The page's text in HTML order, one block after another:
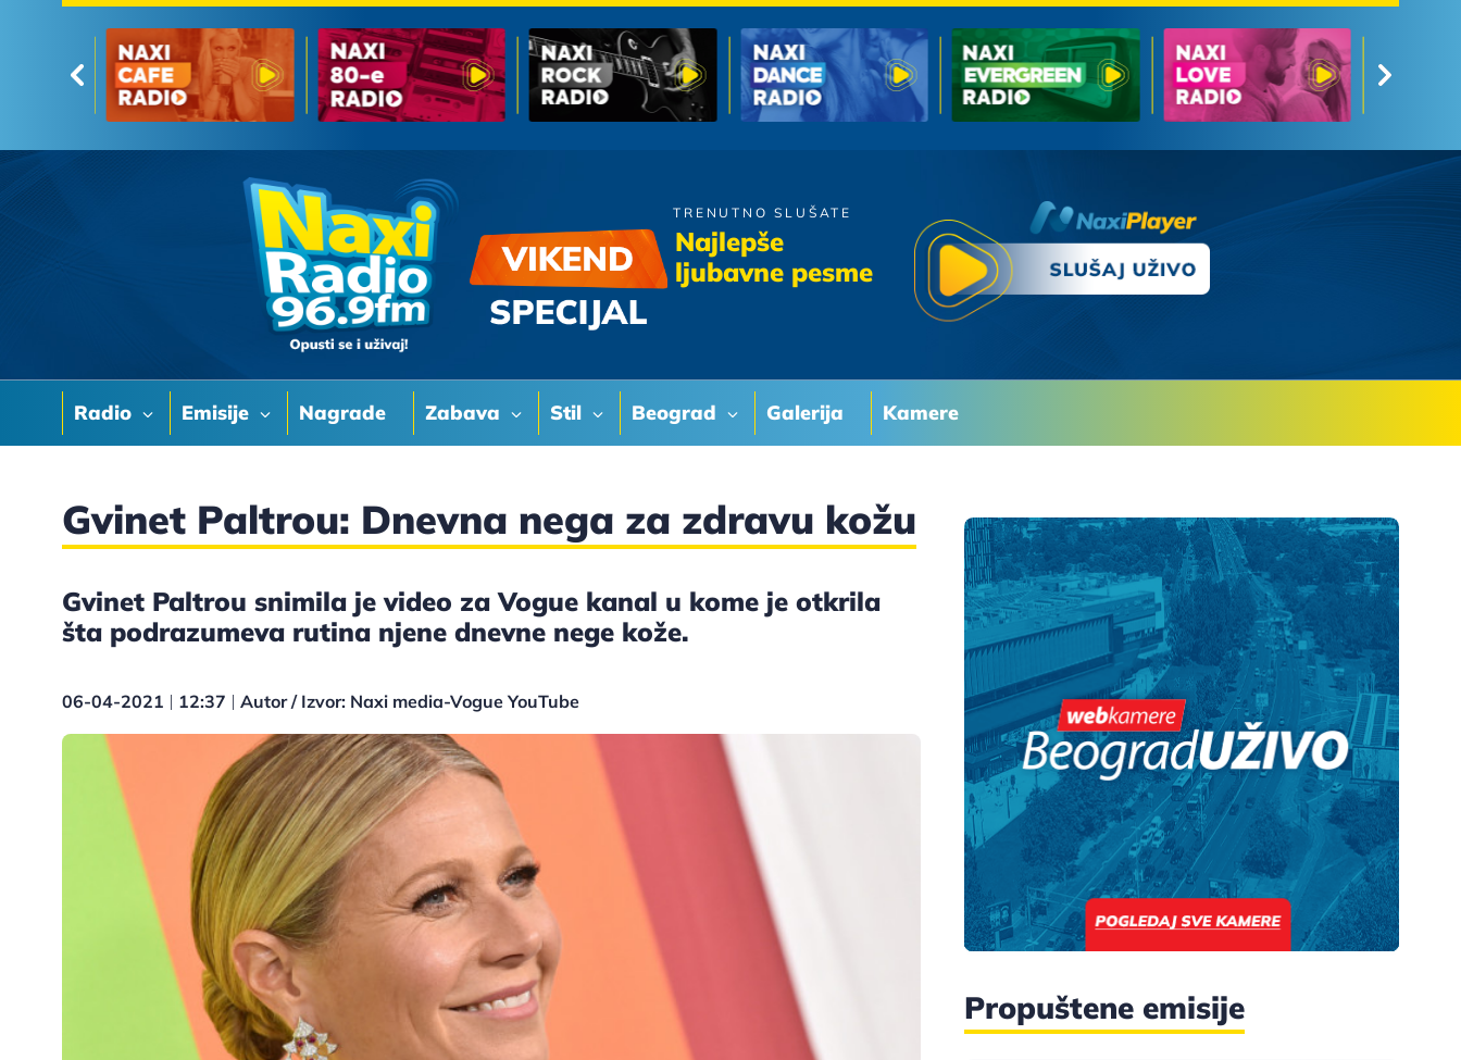
Radio Emisije Nagrade Zabava Stil Beograd Galerija Kamere
TRENUTNO SLUŠATE
Najlepše
ljubavne pesme
Zdravko Colic
Gvinet Paltrou: Dnevna nega za zdravu kožu
Gvinet Paltrou snimila je video za Vogue kanal u kome je otkrila
šta podrazumeva rutina njene dnevne nege kože.
06-04-2021 12:37 Autor / Izvor: Naxi media-Vogue YouTube
Propuštene emisije